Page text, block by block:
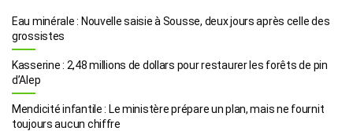
Eau minérale : Nouvelle saisie à Sousse, deux jours après celle des
grossistes
Kasserine : 2,48 millions de dollars pour restaurer les forêts de pin
d’Alep
Mendicité infantile : Le ministère prépare un plan, mais ne fournit
toujours aucun chiffre